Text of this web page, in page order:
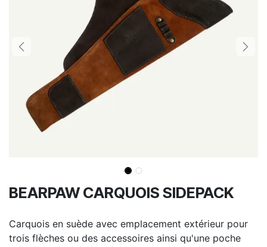
BEARPAW CARQUOIS SIDEPACK
Carquois en suède avec emplacement extérieur pour
trois flèches ou des accessoires ainsi qu'une poche